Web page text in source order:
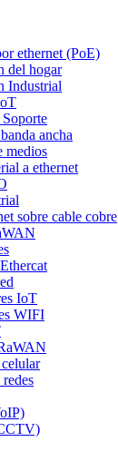
ethernet (PoE)
del hogar
Industrial
ancha
medios
a ethernet
sobre cable cobre
IoT
WIFI